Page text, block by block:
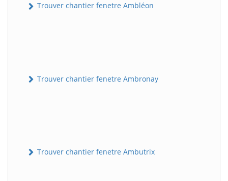
Trouver chantier fenetre Ambléon
Trouver chantier fenetre Ambronay
Trouver chantier fenetre Ambutrix